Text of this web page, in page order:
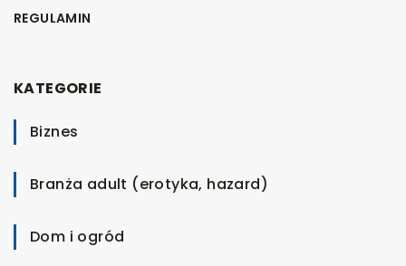
REGULAMIN
KATEGORIE
Biznes
Branża adult (erotyka, hazard)
Dom i ogród